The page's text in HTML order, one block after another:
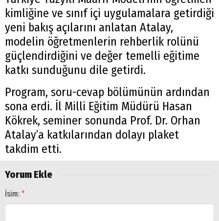
kimliğine ve sınıf içi uygulamalara getirdiği
yeni bakış açılarını anlatan Atalay,
modelin öğretmenlerin rehberlik rolünü
güçlendirdiğini ve değer temelli eğitime
katkı sunduğunu dile getirdi.
Program, soru-cevap bölümünün ardından
sona erdi. İl Milli Eğitim Müdürü Hasan
Kökrek, seminer sonunda Prof. Dr. Orhan
Atalay’a katkılarından dolayı plaket
takdim etti.
Yorum Ekle
İsim: *